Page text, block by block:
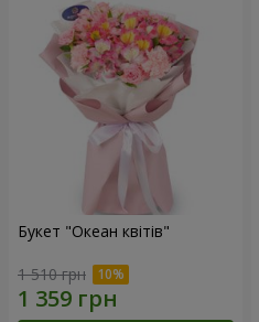
Букет "Океан квітів"
1 510 грн